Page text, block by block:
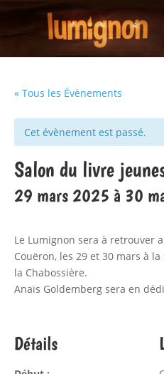
« Tous les Évènements
Cet évènement est passé.
Salon du livre
29 mars 2025 à 30
Le Lumignon sera à retrouver
Couëron, les 29 et 30 mars à
la Chabossière.
Anaïs Goldemberg sera en
Détails